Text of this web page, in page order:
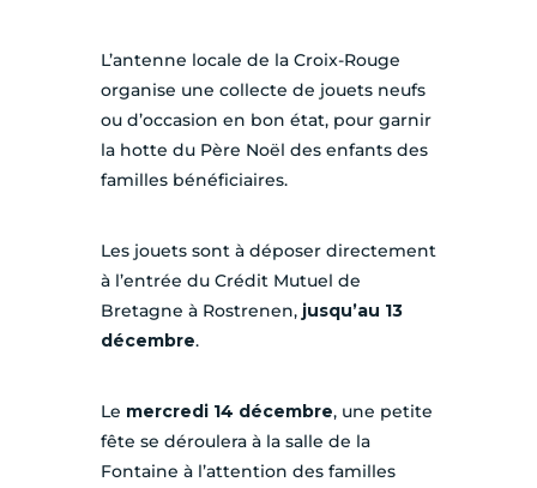
L’antenne locale de la Croix-Rouge
organise une collecte de jouets neufs
ou d’occasion en bon état, pour garnir
la hotte du Père Noël des enfants des
familles bénéficiaires.
Les jouets sont à déposer directement
à l’entrée du Crédit Mutuel de
Bretagne à Rostrenen, jusqu’au 13
décembre.
Le mercredi 14 décembre, une petite
fête se déroulera à la salle de la
Fontaine à l’attention des familles